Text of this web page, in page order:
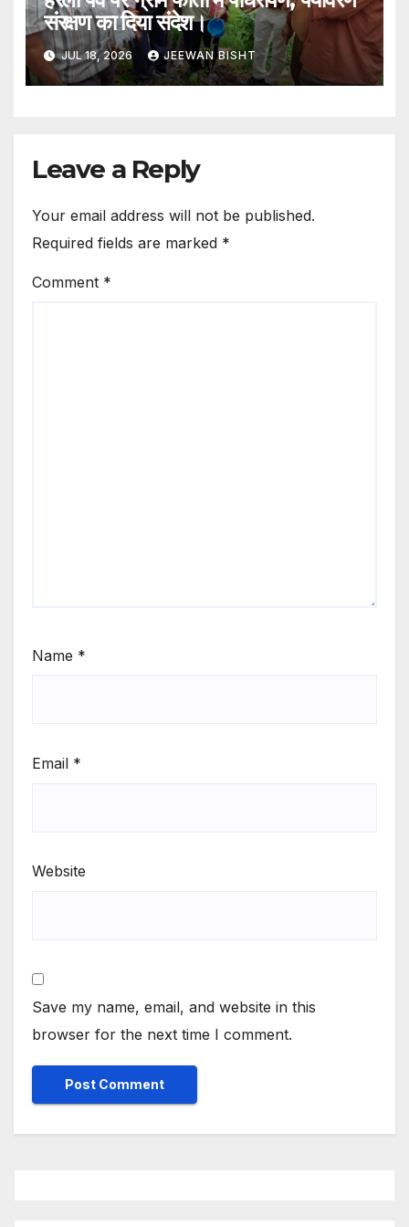
संरक्षण का दिया संदेश।
JUL 18, 2026 JEEWAN BISHT
Leave a Reply
Your email address will not be published.
Required fields are marked *
Comment *
Name *
Email *
Website
Save my name, email, and website in this
browser for the next time I comment.